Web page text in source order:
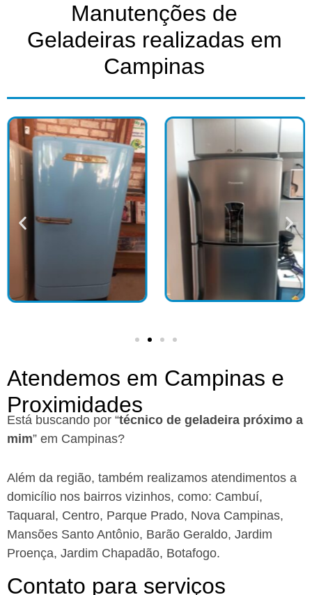
Manutenções de
Geladeiras realizadas em
Campinas​
Atendemos em Campinas e
Proximidades
Está buscando por “técnico de geladeira próximo a
mim” em Campinas?
Além da região, também realizamos atendimentos a
domicílio nos bairros vizinhos, como: Cambuí,
Taquaral, Centro, Parque Prado, Nova Campinas,
Mansões Santo Antônio, Barão Geraldo, Jardim
Proença, Jardim Chapadão, Botafogo.
Contato para serviços